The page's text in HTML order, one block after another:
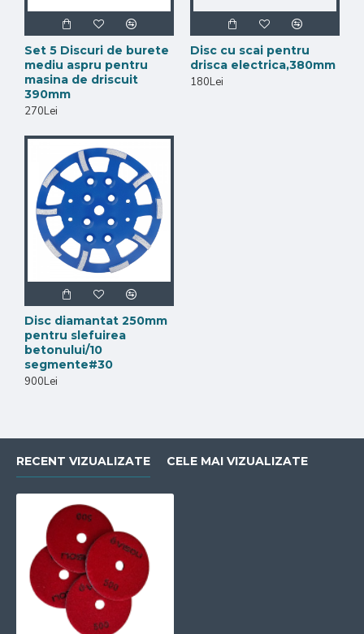
Set 5 Discuri de burete
mediu aspru pentru
masina de driscuit
390mm
270Lei
Disc cu scai pentru
drisca electrica,380mm
180Lei
Disc diamantat 250mm
pentru slefuirea
betonului/10
segmente#30
900Lei
RECENT VIZUALIZATE CELE MAI VIZUALIZATE